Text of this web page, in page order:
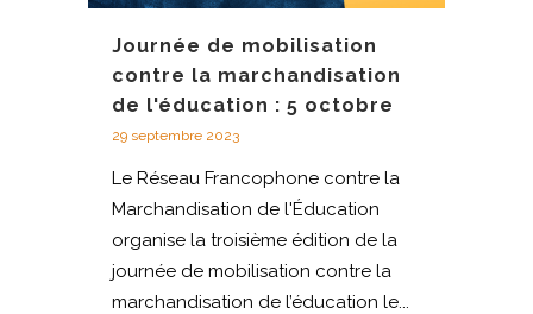
Journée de mobilisation
contre la marchandisation
de l'éducation : 5 octobre
29 septembre 2023
Le Réseau Francophone contre la
Marchandisation de l'Éducation
organise la troisième édition de la
journée de mobilisation contre la
marchandisation de l’éducation le...